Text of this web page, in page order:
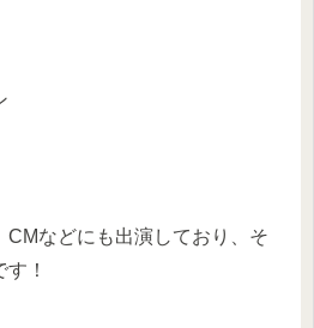
CMなどにも出演しており、そ
！